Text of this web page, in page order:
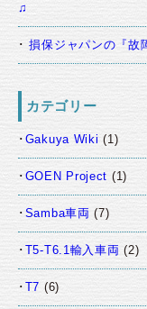
♫
損保ジャパンの『故
カテゴリー
Gakuya Wiki (1)
GOEN Project (1)
Samba車両 (7)
T5-T6.1輸入車両 (2)
T7 (6)